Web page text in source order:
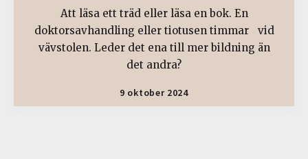
Att läsa ett träd eller läsa en bok. En
doktorsavhandling eller tiotusen timmar vid
vävstolen. Leder det ena till mer bildning än
det andra?
9 oktober 2024